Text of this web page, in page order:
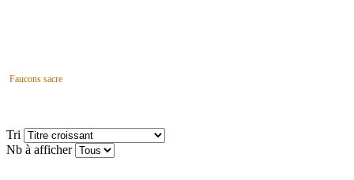
Faucons sacre
Tri
Nb à afficher